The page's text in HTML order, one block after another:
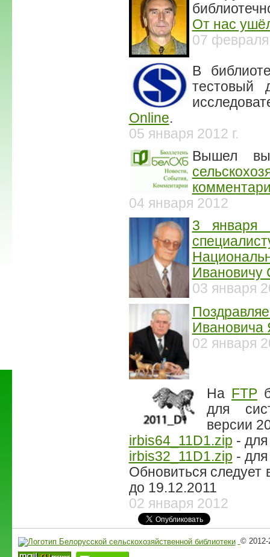
От нас
07
В
тестовый
Online.
05 января 2012 г.
Вышел
04 января 2012
3 января
Ивановичу
03 января
Ивановича
02 января
На FTP
для
версии
irbis64_11D1.zip -
irbis32_11D1.zip -
Обновиться следует
до 19.12.2011
02 января 2012
© 2012-